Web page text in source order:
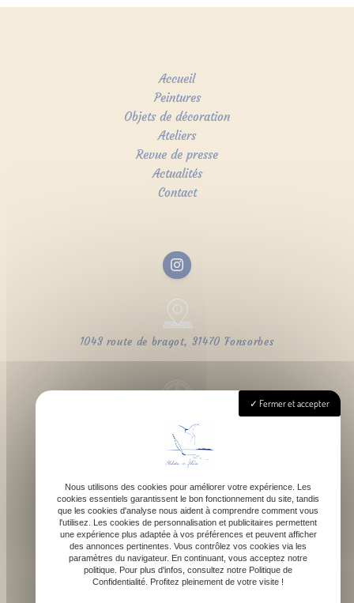
Accueil
Peintures
Objets de décoration
Ateliers
Revue de presse
Actualités
Contact
1043 route de bragot, 31470 Fonsorbes
Lundi - Samedi : 9h - 18h
contact@atelierdefelicie.fr
06 08 95 80 82
Fermer et accepter
Nous utilisons des cookies pour améliorer votre expérience. Les
cookies essentiels garantissent le bon fonctionnement du site, tandis
que les cookies d'analyse nous aident à comprendre comment vous
l'utilisez. Les cookies de personnalisation et publicitaires permettent
une expérience plus adaptée à vos préférences et peuvent afficher
des annonces pertinentes. Vous contrôlez vos cookies via les
paramètres du navigateur. En continuant, vous acceptez notre
politique. Pour plus d'infos, consultez notre Politique de
Confidentialité. Profitez pleinement de votre visite !